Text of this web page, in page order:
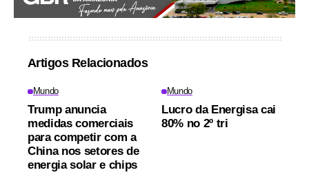
Artigos Relacionados
Mundo
Trump anuncia
medidas comerciais
para competir com a
China nos setores de
energia solar e chips
Mundo
Lucro da Energisa cai
80% no 2º tri